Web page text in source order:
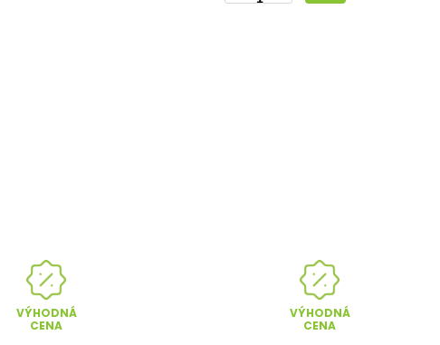
VÝHODNÁ
CENA
VÝHODNÁ
CENA